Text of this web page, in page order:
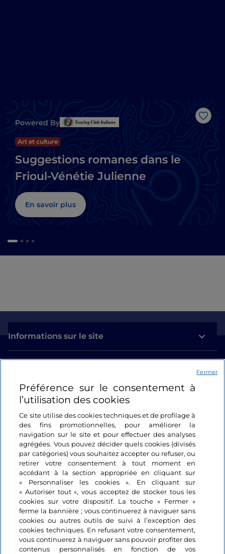
Powered By
Art et culture
Suggestions romanes dans le
Frioul-Vénétie Julienne
En savoir plus
Informations sur le site
Se connecter
Suivez-nous
Préférence sur le consentement à
l’utilisation des cookies
Ce site utilise des cookies techniques et de profilage à
des fins promotionnelles, pour améliorer la
navigation sur le site et pour effectuer des analyses
agrégées. Vous pouvez décider quels cookies (divisés
par catégories) vous souhaitez accepter ou refuser, ou
retirer votre consentement à tout moment en
accédant à la section appropriée en cliquant sur
« Personnaliser les cookies ». En cliquant sur
« Autoriser tout », vous acceptez de stocker tous les
cookies sur votre dispositif. La touche « Fermer »
ferme la bannière ; vous continuerez à naviguer sans
cookies ou autres outils de suivi à l’exception des
cookies techniques. En refusant votre consentement,
vous continuerez à naviguer sans pouvoir profiter des
contenus personnalisés en fonction de vos
Fermer